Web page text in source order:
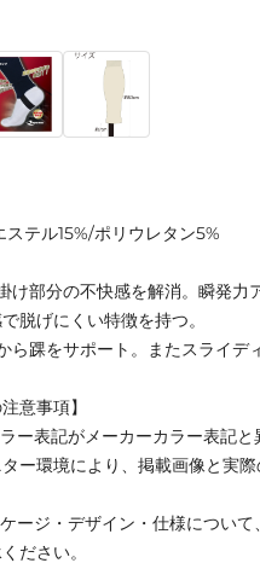
テル15%/ポリウレタン5%
け部分の不快感を解消。瞬発力
脱げにくい特徴を持つ。
ら踝をサポート。またスライデ
意事項】
ー表記がメーカーカラー表記と
ー環境により、掲載画像と実
ージ・デザイン・仕様につい
ださい。